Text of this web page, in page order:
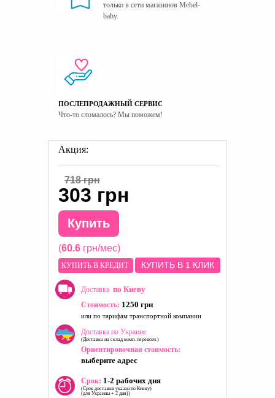
только в сети магазинов Mebel-
baby.
ПОСЛЕПРОДАЖНЫЙ СЕРВИС
Что-то сломалось? Мы поможем!
Акция:
718 грн
303 грн
Купить
(60.6 грн/мес)
КУПИТЬ В КРЕДИТ КУПИТЬ В 1 КЛИК
Доставка по Киеву
Стоимость: 1250 грн
или по тарифам транспортной компании
Доставка по Украине
(Доставка на склад комп. перевозч.)
Ориентировочная стоимость:
выберите адрес
Срок: 1-2 рабочих дня
(Срок доставки указан по Киеву)
(для Украины + 2 дня))